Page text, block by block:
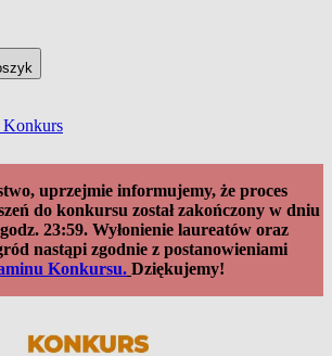
uprzejmie informujemy, że proces
do konkursu został zakończony w dniu
23:59. Wyłonienie laureatów oraz
nastąpi zgodnie z postanowieniami
Konkursu. Dziękujemy!